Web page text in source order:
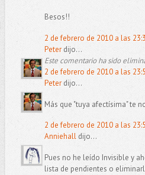
Besos!!
2 de febrero de 2010 a las
Peterdijo...
Este comentario ha sido
2 de febrero de 2010 a las
Peterdijo...
Más que "tuya afectísima" te
2 de febrero de 2010 a las
Anniehalldijo...
Pues no he leído Invisible y
lista de pendientes o